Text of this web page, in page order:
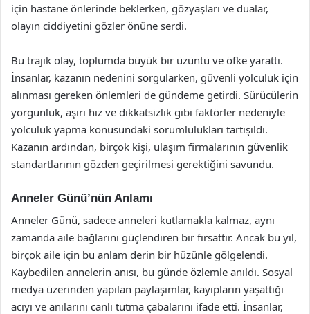
için hastane önlerinde beklerken, gözyaşları ve dualar,
olayın ciddiyetini gözler önüne serdi.
Bu trajik olay, toplumda büyük bir üzüntü ve öfke yarattı.
İnsanlar, kazanın nedenini sorgularken, güvenli yolculuk için
alınması gereken önlemleri de gündeme getirdi. Sürücülerin
yorgunluk, aşırı hız ve dikkatsizlik gibi faktörler nedeniyle
yolculuk yapma konusundaki sorumlulukları tartışıldı.
Kazanın ardından, birçok kişi, ulaşım firmalarının güvenlik
standartlarının gözden geçirilmesi gerektiğini savundu.
Anneler Günü’nün Anlamı
Anneler Günü, sadece anneleri kutlamakla kalmaz, aynı
zamanda aile bağlarını güçlendiren bir fırsattır. Ancak bu yıl,
birçok aile için bu anlam derin bir hüzünle gölgelendi.
Kaybedilen annelerin anısı, bu günde özlemle anıldı. Sosyal
medya üzerinden yapılan paylaşımlar, kayıpların yaşattığı
acıyı ve anılarını canlı tutma çabalarını ifade etti. İnsanlar,